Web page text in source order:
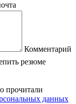
Комментарий
резюме
прочитали
данных